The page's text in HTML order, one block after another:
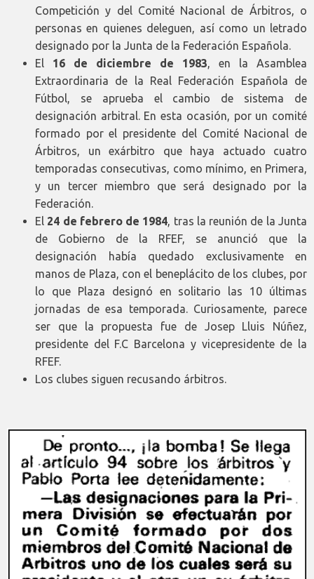
Competición y del Comité Nacional de Árbitros, o
personas en quienes deleguen, así como un letrado
designado por la Junta de la Federación Española.
El 16 de diciembre de 1983 , en la Asamblea
Extraordinaria de la Real Federación Española de
Fútbol, se aprueba el cambio de sistema de
designación arbitral. En esta ocasión, por un comité
formado por el presidente del Comité Nacional de
Árbitros, un exárbitro que haya actuado cuatro
temporadas consecutivas, como mínimo, en Primera,
y un tercer miembro que será designado por la
Federación.
El 24 de febrero de 1984 , tras la reunión de la Junta
de Gobierno de la RFEF, se anunció que la
designación había quedado exclusivamente en
manos de Plaza, con el beneplácito de los clubes, por
lo que Plaza designó en solitario las 10 últimas
jornadas de esa temporada. Curiosamente, parece
ser que la propuesta fue de Josep Lluis Núñez,
presidente del F.C Barcelona y vicepresidente de la
RFEF.
Los clubes siguen recusando árbitros.